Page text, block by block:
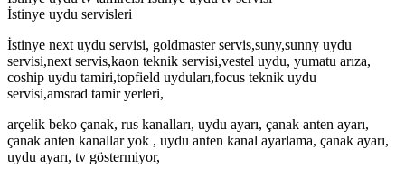
İstinye uydu servisleri
İstinye next uydu servisi, goldmaster servis,suny,sunny uydu
servisi,next servis,kaon teknik servisi,vestel uydu, yumatu arıza,
coship uydu tamiri,topfield uyduları,focus teknik uydu
servisi,amsrad tamir yerleri,
arçelik beko çanak, rus kanalları, uydu ayarı, çanak anten ayarı,
çanak anten kanallar yok , uydu anten kanal ayarlama, çanak ayarı,
uydu ayarı, tv göstermiyor,